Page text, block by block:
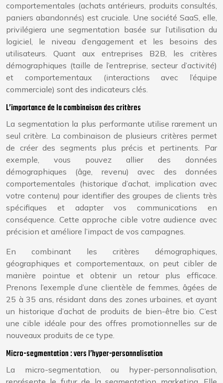
comportementales (achats antérieurs, produits consultés,
paniers abandonnés) est cruciale. Une société SaaS, elle,
privilégiera une segmentation basée sur l’utilisation du
logiciel, le niveau d’engagement et les besoins des
utilisateurs. Quant aux entreprises B2B, les critères
démographiques (taille de l’entreprise, secteur d’activité)
et comportementaux (interactions avec l’équipe
commerciale) sont des indicateurs clés.
L’importance de la combinaison des critères
La segmentation la plus performante utilise rarement un
seul critère. La combinaison de plusieurs critères permet
de créer des segments plus précis et pertinents. Par
exemple, vous pouvez allier des données
démographiques (âge, revenu) avec des données
comportementales (historique d’achat, implication avec
votre contenu) pour identifier des groupes de clients très
spécifiques et adapter vos communications en
conséquence. Cette approche cible votre audience avec
précision et améliore l’impact de vos campagnes.
En combinant les critères démographiques,
géographiques et comportementaux, on peut cibler de
manière pointue et obtenir un retour plus efficace.
Prenons l’exemple d’une clientèle de femmes, âgées de
25 à 35 ans, résidant dans des zones urbaines, et ayant
un historique d’achat de produits de bien-être bio. C’est
une cible idéale pour des offres promotionnelles sur de
nouveaux produits de ce type.
Micro-segmentation : vers l’hyper-personnalisation
La micro-segmentation, ou hyper-personnalisation,